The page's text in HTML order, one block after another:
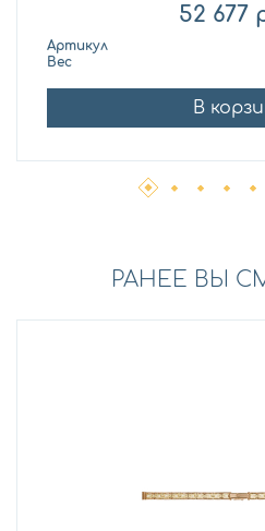
52 677
Артикул
Вес
В
РАНЕЕ ВЫ